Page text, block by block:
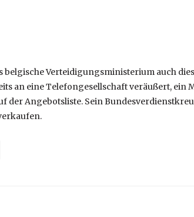
belgische Verteidigungsministerium auch
an eine Telefongesellschaft veräußert,
der Angebotsliste. Sein